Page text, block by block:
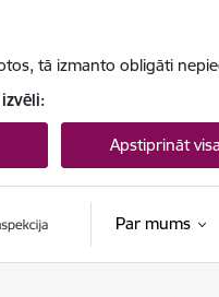
tā izmanto obligāti
Apstiprināt
Par mums